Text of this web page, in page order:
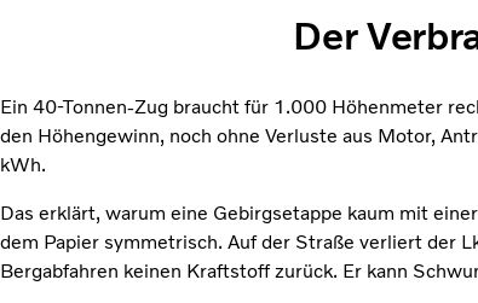
Der
Ein 40-Tonnen-Zug braucht für 1.000 Höhenmeter
den Höhengewinn, noch ohne Verluste aus Motor,
kWh.
Das erklärt, warum eine Gebirgsetappe kaum mit
dem Papier symmetrisch. Auf der Straße verliert der
Bergabfahren keinen Kraftstoff zurück. Er kann